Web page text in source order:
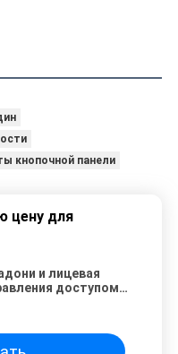
кнопочной панели
цену для
и лицевая
доступом